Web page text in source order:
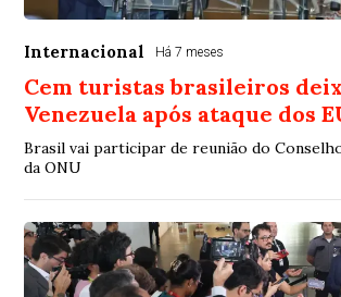
Internacional Há 7 meses
Cem turistas brasileiros
Venezuela após ataque dos
Brasil vai participar de reunião do
da ONU